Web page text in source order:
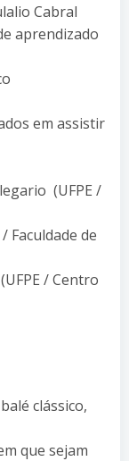
Cabral
aprendizado
em assistir
(UFPE /
Faculdade de
/ Centro
clássico,
que sejam